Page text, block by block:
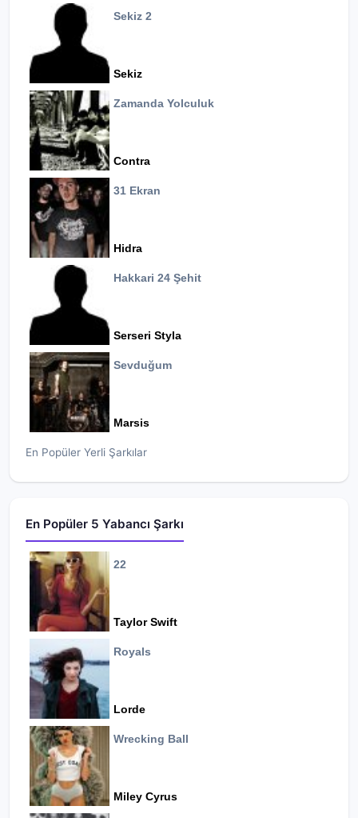
Sekiz 2
Sekiz
Zamanda Yolculuk
Contra
31 Ekran
Hidra
Hakkari 24 Şehit
Serseri Styla
Sevduğum
Marsis
En Popüler Yerli Şarkılar
En Popüler 5 Yabancı Şarkı
22
Taylor Swift
Royals
Lorde
Wrecking Ball
Miley Cyrus